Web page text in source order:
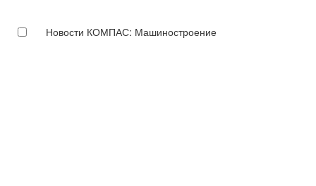
Новости КОМПАС: Машиностроение